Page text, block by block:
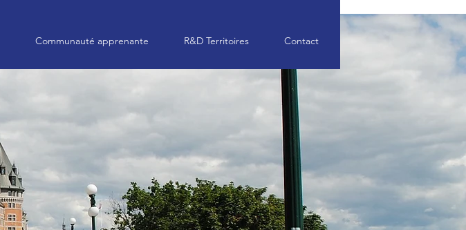
Communauté apprenante R&D Territoires Contact